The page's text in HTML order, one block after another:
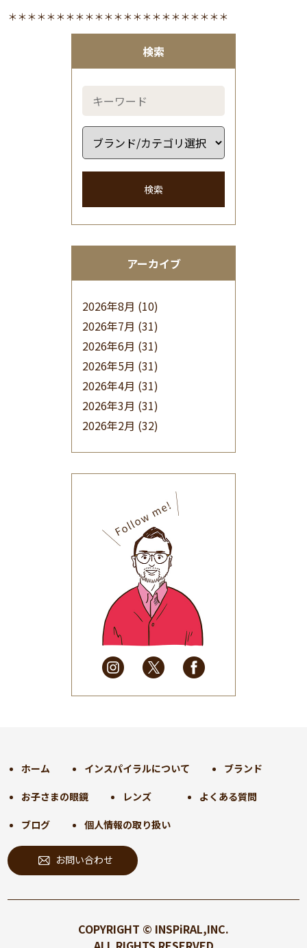
検索
検索
アーカイブ
2026年8月 (10)
2026年7月 (31)
2026年6月 (31)
2026年5月 (31)
2026年4月 (31)
2026年3月 (31)
2026年2月 (32)
(32)
2025年9月(30)
2025年8月(31)
2025年7月(37)
2025年6月(48)
2025年5月
(41)
2025年4月
(32)
2025年3月(31)
2025年2月
(28)
2025年1月
(34)
2024年9月(30)
2024年7月(31)
2024年6月(30)
2024年5月
2024年4月 (32)
2024年2月(31)
2024年1月(45)
2023年12月(31)
＊＊＊＊＊＊＊＊＊＊＊＊＊＊＊＊＊＊＊＊＊＊＊
ホーム インスパイラルについて ブランド
お子さまの眼鏡 レンズ よくある質問
ブログ 個人情報の取り扱い
お問い合わせ
COPYRIGHT © INSPiRAL,INC.